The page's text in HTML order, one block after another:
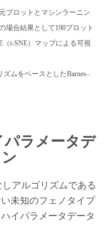
プロットとマシンラーニン
場合結果として190プロット
t-SNE）マップによる可視
ズムをベースとしたBarnes–
パラメータデ
アルゴリズムである
未知のフェノタイプ
イパラメータデータ